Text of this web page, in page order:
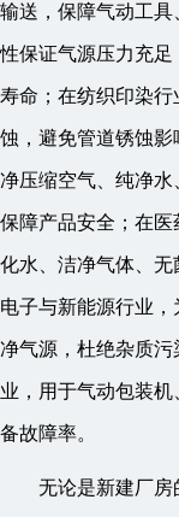
输送，保障气动工
性保证气源压力充
寿命；在纺织印染
蚀，避免管道锈蚀
净压缩空气、纯净水
保障产品安全；在
化水、洁净气体、
电子与新能源行业
净气源，杜绝杂质
业，用于气动包装
备故障率。
无论是新建厂房